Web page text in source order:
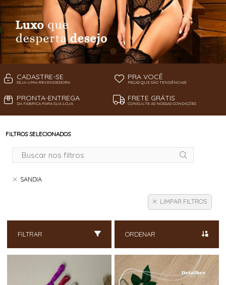
CADASTRE-SE
SEJA UMA REVENDEDORA
PRA VOCÊ
PEÇAS QUE SÃO TENDÊNCIAS!
PRONTA-ENTREGA
DA FÁBRICA PARA SUA LOJA
FRETE GRÁTIS
CONSULTE AS NOSSAS CONDIÇÕES
FILTROS SELECIONADOS
SANDIA
LIMPAR FILTROS
FILTRAR ORDENAR